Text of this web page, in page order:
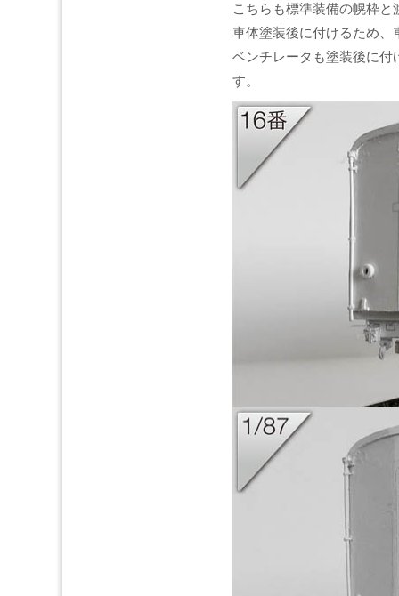
こちらも標準装備の幌枠と
車体塗装後に付けるため、
ベンチレータも塗装後に付
す。